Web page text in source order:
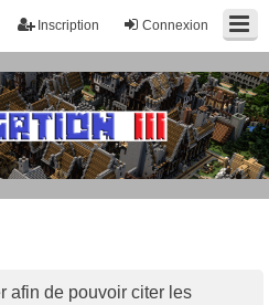
Connexion
Inscription
afin de pouvoir citer les